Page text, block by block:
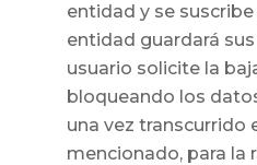
entidad y se
entidad guardará
usuario solicite la
bloqueando los
una vez transcurrido
mencionado, para la